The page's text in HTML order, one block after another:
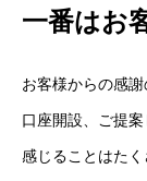
一番はお
お客様からの感
口座開設、ご提
感じることはた